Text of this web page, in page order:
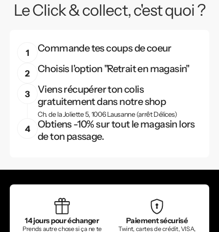
Le Click & collect, c'est quoi ?
Commande tes coups de coeur
Choisis l'option "Retrait en magasin"
Viens récupérer ton colis
gratuitement dans notre shop
Ch. de la Joliette 5, 1006 Lausanne (arrêt Délices)
Obtiens -10% sur tout le magasin lors
de ton passage.
14 jours pour échanger
Prends autre chose si ça ne te
Paiement sécurisé
Twint, cartes de crédit, VISA,